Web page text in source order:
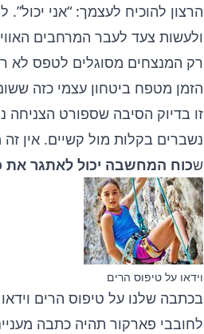
הרצון להוכיח לעצמך: “אני
ולעשות צעד לעבר המרחבים
רק המנצחים מסוגלים לטפס לא
הזמן מטפח ביטחון עצמי כזה
זו בדיוק הסיבה שספורט
נשברים בקלות מול קשיים. אין
שכוח המחשבה יכול לאתגר את
וידאו על טיפוס הרים
בכתבה שלנו על טיפוס הרים וידאו
לחובבי פארקור תהיהכתבה